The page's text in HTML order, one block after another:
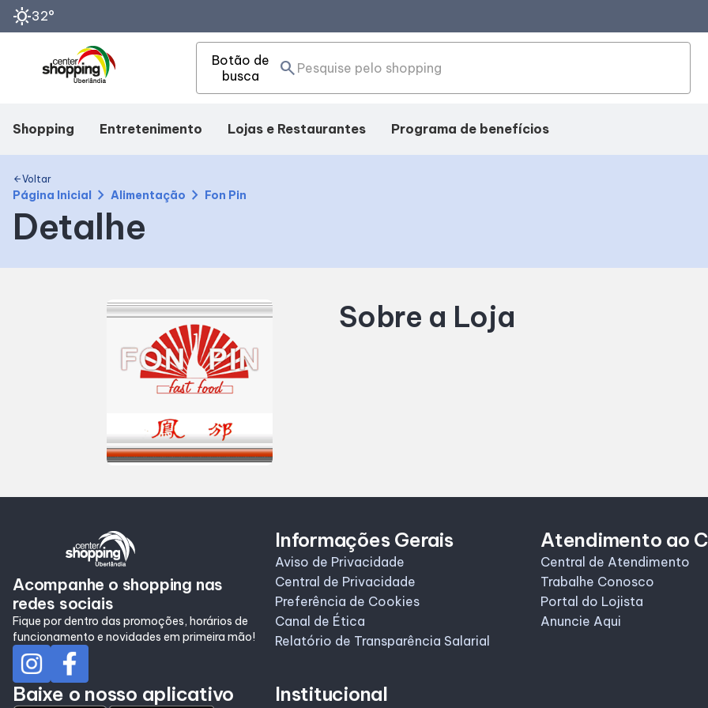
sunny32°
Botão de
busca
search
Shopping
Mapa Interno
Facilidades
Como Chegar
Entretenimento
Eventos
Fique por dentro
Lojas e Restaurantes Programa de benefícios
arrow_backVoltar
Página Inicial chevron_right Alimentação chevron_right Fon Pin
Detalhe
Sobre a Loja
Acompanhe o shopping nas
redes sociais
Fique por dentro das promoções, horários de
funcionamento e novidades em primeira mão!
Baixe o nosso aplicativo
Informações Gerais
Aviso de Privacidade
Central de Privacidade
Preferência de Cookies
Canal de Ética
Relatório de Transparência Salarial
Institucional
Atendimento ao
Central de Atendimento
Trabalhe Conosco
Portal do Lojista
Anuncie Aqui